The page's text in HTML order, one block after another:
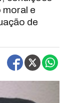
moral e
de